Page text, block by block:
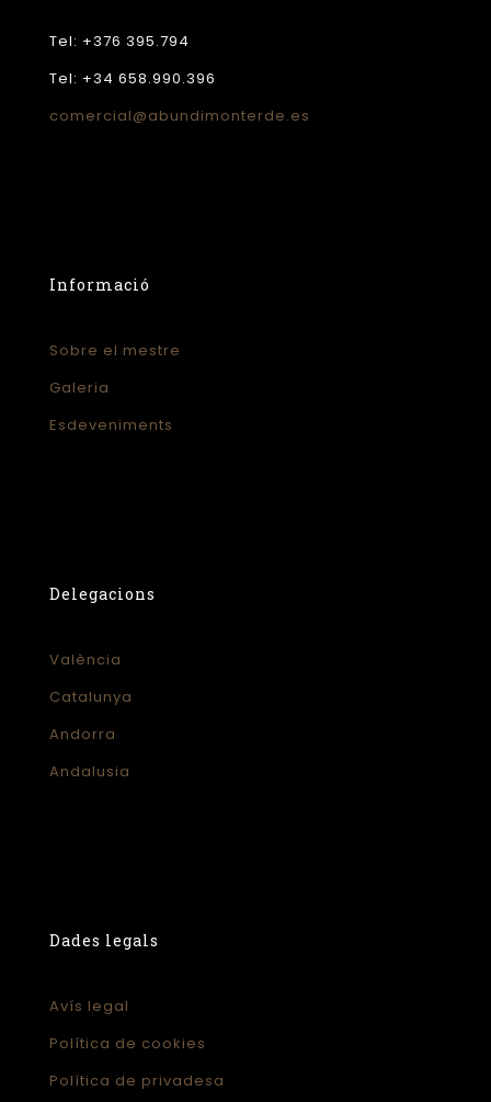
Tel: +376 395.794
Tel: +34 658.990.396
comercial@abundimonterde.es
Informació
Sobre el mestre
Galeria
Esdeveniments
Delegacions
València
Catalunya
Andorra
Andalusia
Dades legals
Avís legal
Política de cookies
Política de privadesa